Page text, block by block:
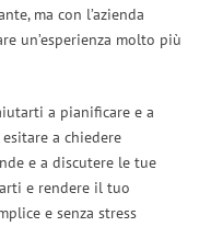
ma con l’azienda
un’esperienza molto più
a pianificare e a
a chiedere
e a discutere le tue
e rendere il tuo
e senza stress